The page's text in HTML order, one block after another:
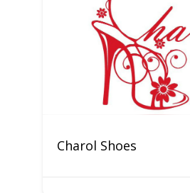
Charol Shoes